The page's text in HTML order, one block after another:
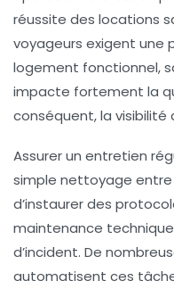
réussite des locations
voyageurs exigent une
logement fonctionnel,
impacte fortement la
conséquent, la visibilité
Assurer un entretien
simple nettoyage entre
d’instaurer des
maintenance
d’incident. De
automatisent ces